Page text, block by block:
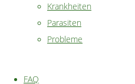
Krankheiten
Parasiten
Probleme
FAQ
passendes
Federvieh
zu finden